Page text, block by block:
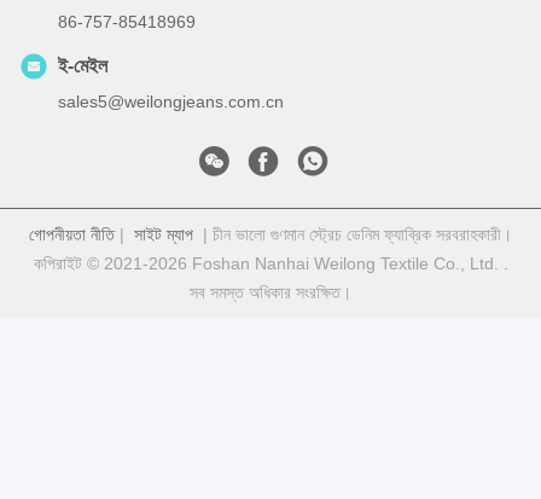
86-757-85418969
ই-মেইল
sales5@weilongjeans.com.cn
গোপনীয়তা নীতি| সাইট ম্যাপ | চীন ভালো গুণমান স্ট্রেচ ডেনিম ফ্যাব্রিক সরবরাহকারী।
কপিরাইট © 2021-2026 Foshan Nanhai Weilong Textile Co., Ltd. .
সব সমস্ত অধিকার সংরক্ষিত।